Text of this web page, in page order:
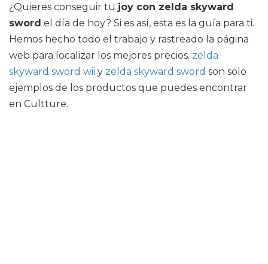
¿Quieres conseguir tu joy con zelda skyward
sword el día de hoy? Si es así, esta es la guía para ti.
Hemos hecho todo el trabajo y rastreado la página
web para localizar los mejores precios. zelda
skyward sword wii y zelda skyward sword son solo
ejemplos de los productos que puedes encontrar
en Cultture.